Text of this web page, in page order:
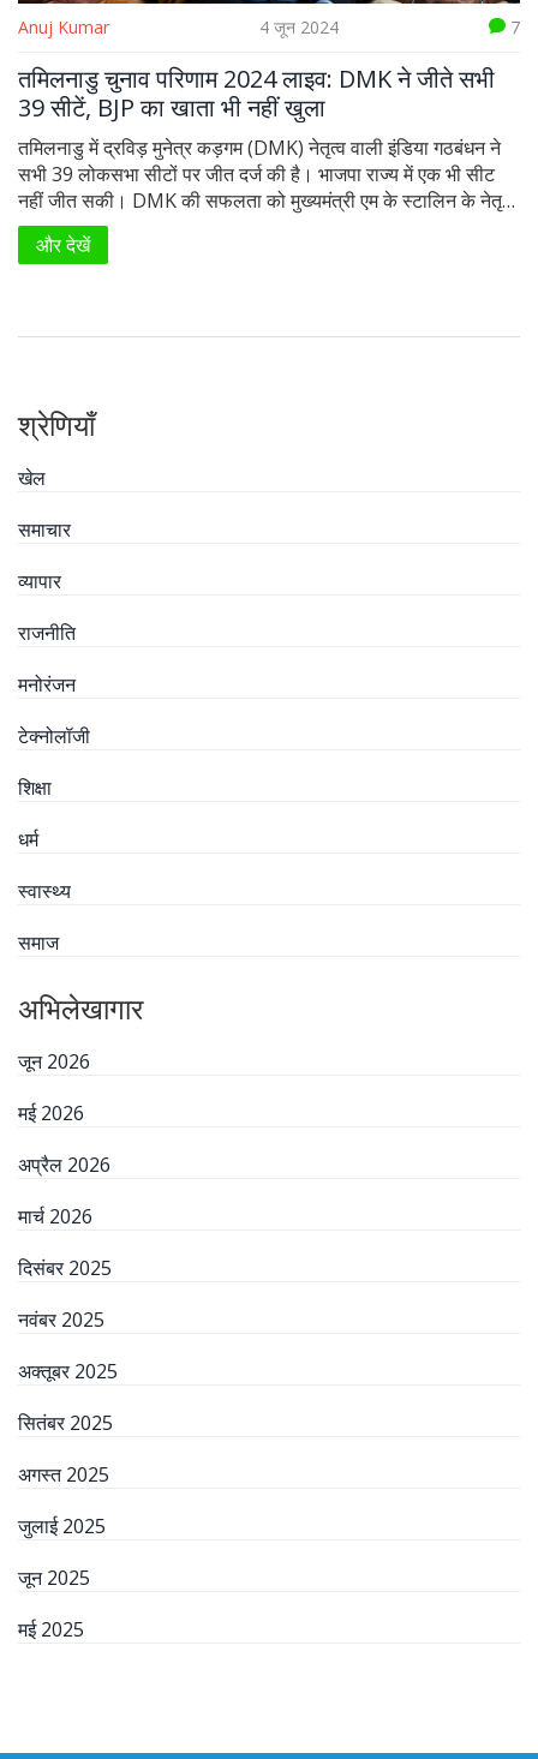
Anuj Kumar 4 जून 2024 7
तमिलनाडु चुनाव परिणाम 2024 लाइव: DMK ने जीते सभी
39 सीटें, BJP का खाता भी नहीं खुला
तमिलनाडु में द्रविड़ मुनेत्र कड़गम (DMK) नेतृत्व वाली इंडिया गठबंधन ने
सभी 39 लोकसभा सीटों पर जीत दर्ज की है। भाजपा राज्य में एक भी सीट
नहीं जीत सकी। DMK की सफलता को मुख्यमंत्री एम के स्टालिन के नेतृत्व
और मजबूत गठबंधन का परिणाम माना जा रहा है।
और देखें
श्रेणियाँ
खेल
समाचार
व्यापार
राजनीति
मनोरंजन
टेक्नोलॉजी
शिक्षा
धर्म
स्वास्थ्य
समाज
अभिलेखागार
जून 2026
मई 2026
अप्रैल 2026
मार्च 2026
दिसंबर 2025
नवंबर 2025
अक्तूबर 2025
सितंबर 2025
अगस्त 2025
जुलाई 2025
जून 2025
मई 2025